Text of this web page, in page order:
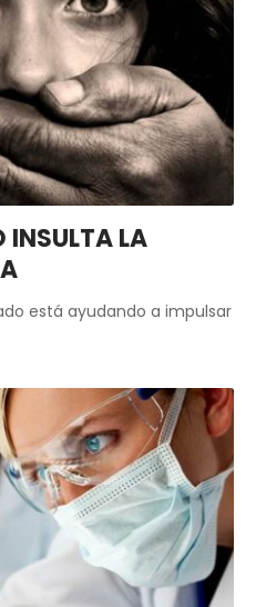
INSULTA LA
está ayudando a impulsar